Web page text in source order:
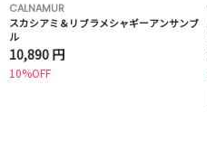
CALNAMUR
スカシアミ＆リブラメシャギーアンサンブ
ル
10,890 円
10%OFF